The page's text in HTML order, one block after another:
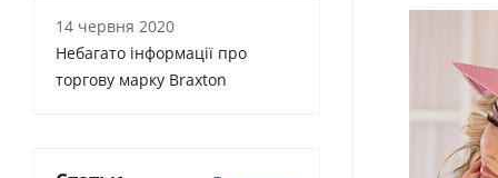
14 червня 2020
Небагато інформації про
торгову марку Braxton